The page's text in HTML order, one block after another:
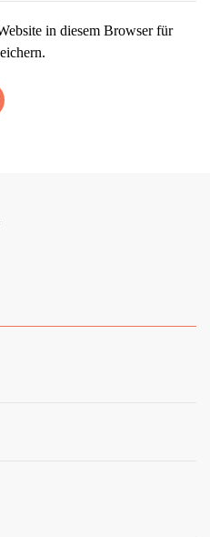
in diesem Browser für